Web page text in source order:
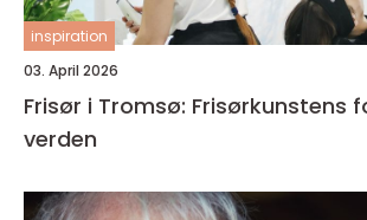
inspiration
03. April 2026
Frisør i Tromsø: Frisørkunstens
verden